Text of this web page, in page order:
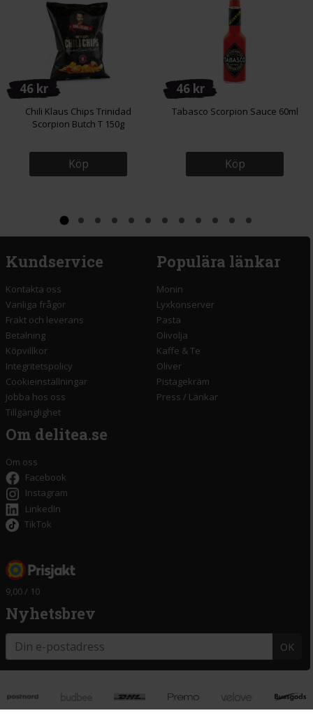
46 kr
Chili Klaus Chips Trinidad
Scorpion Butch T 150g
Köp
46 kr
Tabasco Scorpion Sauce 60ml
Köp
Kundservice
Kontakta oss
Vanliga frågor
Frakt och leverans
Betalning
Köpvillkor
Integritetspolicy
Cookieinställningar
Jobba hos oss
Tillgänglighet
Populära länkar
Monin
Lyxkonserver
Pasta
Olivolja
Kaffe & Te
Oliver
Pistagekräm
Press / Länkar
Om delitea.se
Om oss
Facebook
Instagram
LinkedIn
TikTok
9,00 / 10
Nyhetsbrev
OK